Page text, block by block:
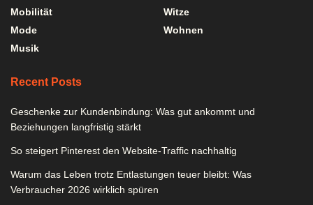
Mobilität
Mode
Musik
Witze
Wohnen
Recent Posts
Geschenke zur Kundenbindung: Was gut ankommt und
Beziehungen langfristig stärkt
So steigert Pinterest den Website-Traffic nachhaltig
Warum das Leben trotz Entlastungen teuer bleibt: Was
Verbraucher 2026 wirklich spüren